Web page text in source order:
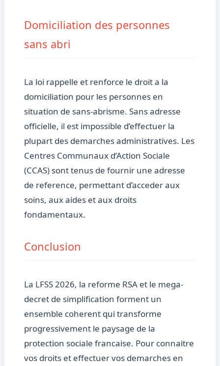
Domiciliation des personnes
sans abri
La loi rappelle et renforce le droit a la
domiciliation pour les personnes en
situation de sans-abrisme. Sans adresse
officielle, il est impossible d’effectuer la
plupart des demarches administratives. Les
Centres Communaux d’Action Sociale
(CCAS) sont tenus de fournir une adresse
de reference, permettant d’acceder aux
soins, aux aides et aux droits
fondamentaux.
Conclusion
La LFSS 2026, la reforme RSA et le mega-
decret de simplification forment un
ensemble coherent qui transforme
progressivement le paysage de la
protection sociale francaise. Pour connaitre
vos droits et effectuer vos demarches en